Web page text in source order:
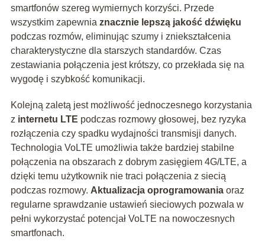
smartfonów szereg wymiernych korzyści. Przede
wszystkim zapewnia znacznie lepszą jakość dźwięku
podczas rozmów, eliminując szumy i zniekształcenia
charakterystyczne dla starszych standardów. Czas
zestawiania połączenia jest krótszy, co przekłada się na
wygodę i szybkość komunikacji.
Kolejną zaletą jest możliwość jednoczesnego korzystania
z internetu LTE podczas rozmowy głosowej, bez ryzyka
rozłączenia czy spadku wydajności transmisji danych.
Technologia VoLTE umożliwia także bardziej stabilne
połączenia na obszarach z dobrym zasięgiem 4G/LTE, a
dzięki temu użytkownik nie traci połączenia z siecią
podczas rozmowy. Aktualizacja oprogramowaniaoraz
regularne sprawdzanie ustawień sieciowych pozwala w
pełni wykorzystać potencjał VoLTE na nowoczesnych
smartfonach.